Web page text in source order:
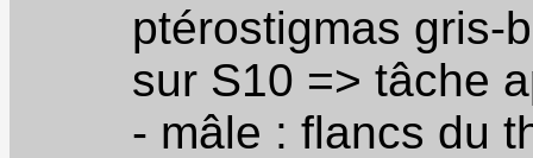
ptérostigmas gris-
sur S10 => tâche
- mâle : flancs du